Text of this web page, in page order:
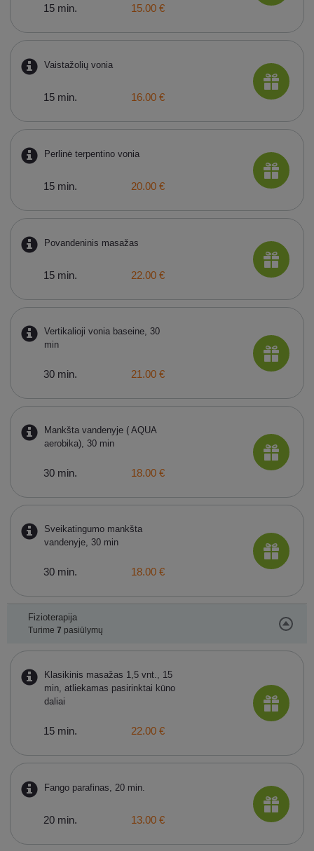
15 min. 15.00 €
Vaistažolių vonia
15 min. 16.00 €
Perlinė terpentino vonia
15 min. 20.00 €
Povandeninis masažas
15 min. 22.00 €
Vertikalioji vonia baseine, 30
min
30 min. 21.00 €
Mankšta vandenyje ( AQUA
aerobika), 30 min
30 min. 18.00 €
Sveikatingumo mankšta
vandenyje, 30 min
30 min. 18.00 €
Fizioterapija
Turime 7 pasiūlymų
Klasikinis masažas 1,5 vnt., 15
min, atliekamas pasirinktai kūno
daliai
15 min. 22.00 €
Fango parafinas, 20 min.
20 min. 13.00 €